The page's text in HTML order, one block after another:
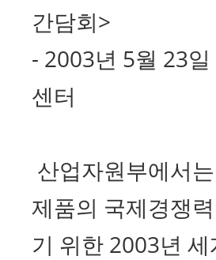
간담회>
- 2003년 5월 23
센터
산업자원부에서
제품의 국제경쟁
기 위한 2003년